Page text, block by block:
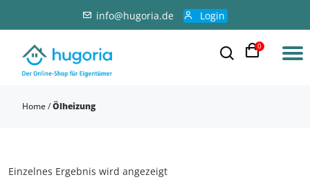
info@hugoria.de Login
0
Home /Ölheizung
Einzelnes Ergebnis wird angezeigt